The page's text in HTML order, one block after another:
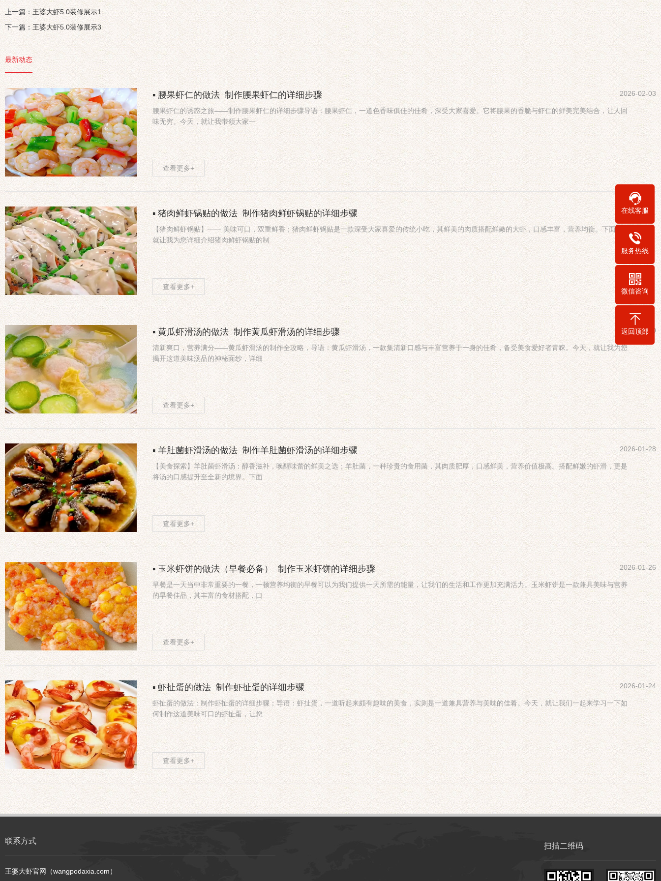
上一篇：王婆大虾5.0装修展示1
下一篇： 王婆大虾5.0装修展示3
最新动态
▪ 腰果虾仁的做法_制作腰果虾仁的详细步骤 2026-02-03
腰果虾仁的诱惑之旅——制作腰果虾仁的详细步骤导语：腰果虾仁，一道色香味俱佳的佳肴，深受大家喜爱。它将腰果的香脆与虾仁的鲜美完美结合，让人回
味无穷。今天，就让我带领大家一
查看更多+
▪ 猪肉鲜虾锅贴的做法_制作猪肉鲜虾锅贴的详细步骤 2026-02-01
【猪肉鲜虾锅贴】—— 美味可口，双重鲜香；猪肉鲜虾锅贴是一款深受大家喜爱的传统小吃，其鲜美的肉质搭配鲜嫩的大虾，口感丰富，营养均衡。下面，
就让我为您详细介绍猪肉鲜虾锅贴的制
查看更多+
▪ 黄瓜虾滑汤的做法_制作黄瓜虾滑汤的详细步骤 2026-01-30
清新爽口，营养满分——黄瓜虾滑汤的制作全攻略，导语：黄瓜虾滑汤，一款集清新口感与丰富营养于一身的佳肴，备受美食爱好者青睐。今天，就让我为您
揭开这道美味汤品的神秘面纱，详细
查看更多+
▪ 羊肚菌虾滑汤的做法_制作羊肚菌虾滑汤的详细步骤 2026-01-28
【美食探索】羊肚菌虾滑汤：醇香滋补，唤醒味蕾的鲜美之选；羊肚菌，一种珍贵的食用菌，其肉质肥厚，口感鲜美，营养价值极高。搭配鲜嫩的虾滑，更是
将汤的口感提升至全新的境界。下面
查看更多+
▪ 玉米虾饼的做法（早餐必备）_制作玉米虾饼的详细步骤 2026-01-26
早餐是一天当中非常重要的一餐，一顿营养均衡的早餐可以为我们提供一天所需的能量，让我们的生活和工作更加充满活力。玉米虾饼是一款兼具美味与营养
的早餐佳品，其丰富的食材搭配，口
查看更多+
▪ 虾扯蛋的做法_制作虾扯蛋的详细步骤 2026-01-24
虾扯蛋的做法：制作虾扯蛋的详细步骤；导语：虾扯蛋，一道听起来颇有趣味的美食，实则是一道兼具营养与美味的佳肴。今天，就让我们一起来学习一下如
何制作这道美味可口的虾扯蛋，让您
查看更多+
联系方式
王婆大虾官网（wangpodaxia.com）
扫描二维码
在线客服
服务热线
微信咨询
返回顶部